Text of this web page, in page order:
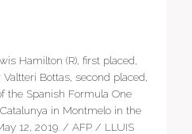
Hamilton (R), first placed,
Bottas, second placed,
the Spanish Formula One
in Montmelo in the
12, 2019. / AFP / LLUIS